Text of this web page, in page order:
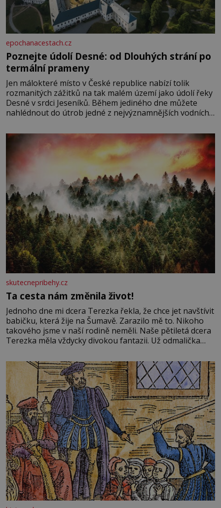
epochanacestach.cz
Poznejte údolí Desné: od Dlouhých strání po
termální prameny
Jen málokteré místo v České republice nabízí tolik
rozmanitých zážitků na tak malém území jako údolí řeky
Desné v srdci Jeseníků. Během jediného dne můžete
nahlédnout do útrob jedné z nejvýznamnějších vodních
se na koloběžce a den zakončit poznáváním památek ve
Velkých Losinách nebo v termálním
skutecnepribehy.cz
Ta cesta nám změnila život!
Jednoho dne mi dcera Terezka řekla, že chce jet navštívit
babičku, která žije na Šumavě. Zarazilo mě to. Nikoho
takového jsme v naší rodině neměli. Naše pětiletá dcera
Terezka měla vždycky divokou fantazii. Už odmalička
zdálo o jednorožcích, krásných princeznách, statečných
rytířích a létajících dracích.